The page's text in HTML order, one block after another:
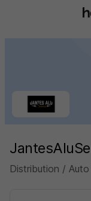
Distribution /